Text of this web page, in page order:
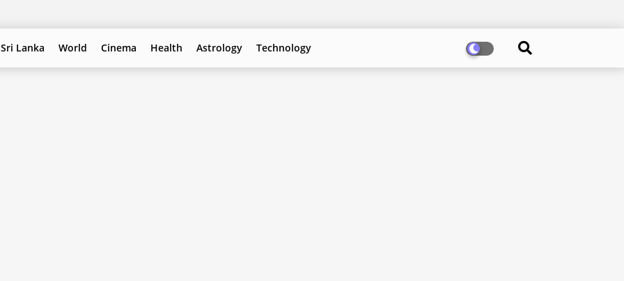
Sri Lanka World Cinema Health Astrology Technology